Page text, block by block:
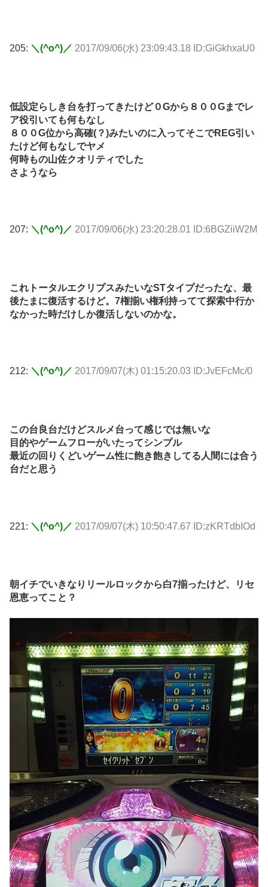
205: ＼(^o^)／ 2017/09/06(水) 23:09:43.18 ID:GiGkhxaU0
低設定らしき台を打ってきたけど０Gから８００Gまでレ
ア役引いても何もなし
８００G位から高確(？)みたいのに入ってそこでREG引い
たけど何もなしでヤメ
何時もの山佐クオリティでした
さようなら
207: ＼(^o^)／ 2017/09/06(水) 23:20:28.01 ID:6BGZiiW2M
これトータルエクリプスみたいなSTタイプだったな、最
後たまに復活するけど。7権揃い権利持ってて探索中行か
なかった時だけしか復活しないのかな。
212: ＼(^o^)／ 2017/09/07(木) 01:15:20.03 ID:JvEFcMc/0
この台良台だけどスルメ台って感じでは無いな
目的やゲームフローがいたってシンプル
最近の回りくどいゲーム性に飽き飽きしてる人間には合う
台だと思う
221: ＼(^o^)／ 2017/09/07(木) 10:50:47.67 ID:zKRTdbIOd
朝イチでいきなりリールロックから白7揃ったけど、リセ
恩恵ってこと？